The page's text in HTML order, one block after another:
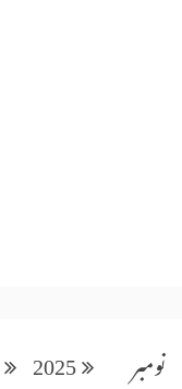
2025 نومبر